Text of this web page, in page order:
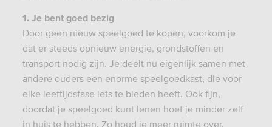
1. Je bent goed bezig
Door geen nieuw speelgoed te kopen, voorkom je
dat er steeds opnieuw energie, grondstoffen en
transport nodig zijn. Je deelt nu eigenlijk samen met
andere ouders een enorme speelgoedkast, die voor
elke leeftijdsfase iets te bieden heeft. Ook fijn,
doordat je speelgoed kunt lenen hoef je minder zelf
in huis te hebben. Zo houd je meer ruimte over.